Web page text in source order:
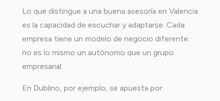
Lo que distingue a una buena asesoría en Valencia
es la capacidad de escuchar y adaptarse. Cada
empresa tiene un modelo de negocio diferente:
no es lo mismo un autónomo que un grupo
empresarial.
En Dublino, por ejemplo, se apuesta por: